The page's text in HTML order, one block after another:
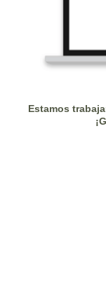
Estamos